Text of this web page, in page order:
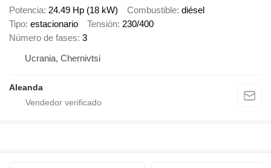
Potencia 24.49 Hp (18 kW) Combustible diésel
Tipo estacionario Tensión 230/400
Número de fases 3
Ucrania, Chernivtsi
Aleanda